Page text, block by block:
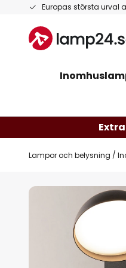
Europas största urval
Hoppa
innehållet
Lampor och belysning
Hoppa
bildgalleriet